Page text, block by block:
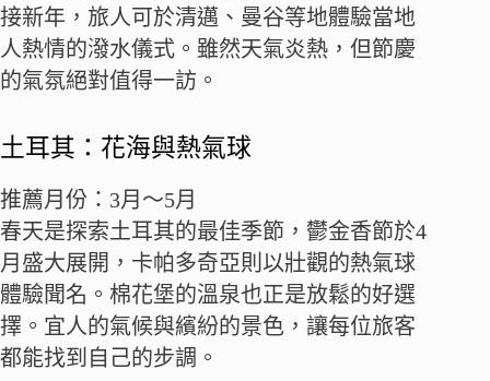
接新年，旅人可於清邁、曼谷等地體驗當地
人熱情的潑水儀式。雖然天氣炎熱，但節慶
的氣氛絕對值得一訪。
土耳其：花海與熱氣球
推薦月份：3月～5月
春天是探索土耳其的最佳季節，鬱金香節於4
月盛大展開，卡帕多奇亞則以壯觀的熱氣球
體驗聞名。棉花堡的溫泉也正是放鬆的好選
擇。宜人的氣候與繽紛的景色，讓每位旅客
都能找到自己的步調。